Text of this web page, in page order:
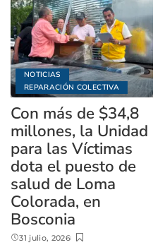
NOTICIAS
REPARACIÓN COLECTIVA
Con más de $34,8
millones, la Unidad
para las Víctimas
dota el puesto de
salud de Loma
Colorada, en
Bosconia
31 julio, 2026